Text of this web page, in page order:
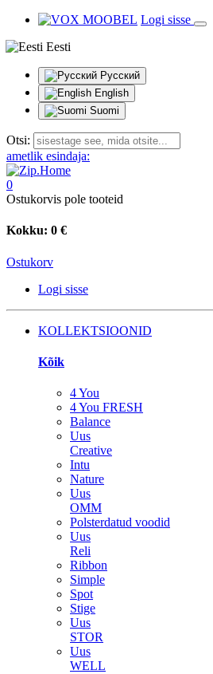
Logi sisse
Eesti
Русский
English
Suomi
Otsi:
ametlik esindaja:
0
Ostukorvis pole tooteid
Kokku: 0 €
Ostukorv
Logi sisse
KOLLEKTSIOONID
Kõik
4 You
4 You FRESH
Balance
Uus
Creative
Intu
Nature
Uus
OMM
Polsterdatud voodid
Uus
Reli
Ribbon
Simple
Spot
Stige
Uus
STOR
Uus
WELL